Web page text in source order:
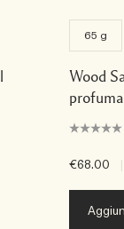
65 g
Wood
€68.00